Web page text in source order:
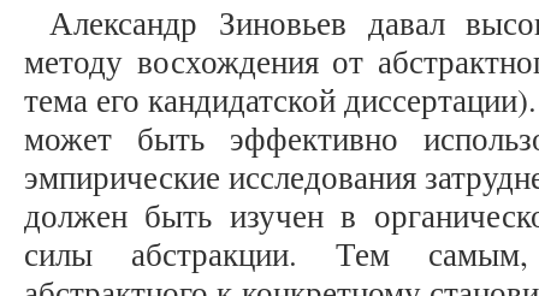
Александр Зиновьев давал
методу восхождения от
тема его кандидатской
может быть эффективно
эмпирические исследования
должен быть изучен в
силы абстракции. Тем